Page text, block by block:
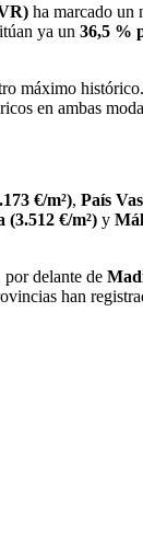
ha marcado un
ya un36,5 %
máximo
en ambas
€/m²),País
(3.512 €/m²) y
por delante de
han